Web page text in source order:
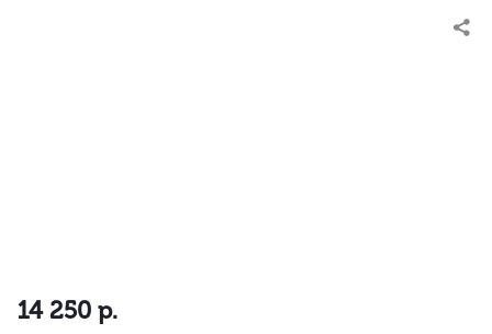
14 250 р.